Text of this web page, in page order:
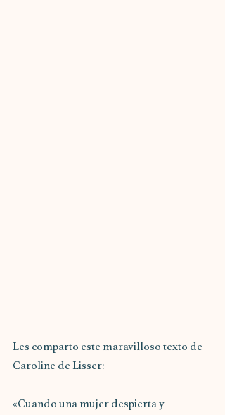
Les comparto este maravilloso texto de
Caroline de Lisser:
«Cuando una mujer despierta y